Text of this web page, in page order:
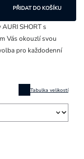
Tabulka velikostí
PŘIDAT DO KOŠÍKU
SHORT s
Vás okouzlí svou
pro každodenní